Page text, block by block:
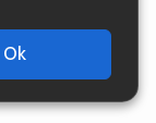
Ok